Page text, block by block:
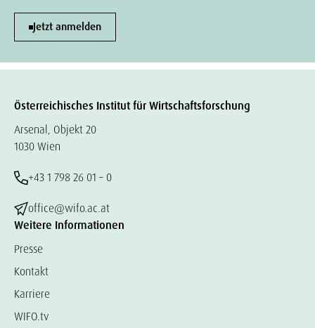
Jetzt anmelden
Österreichisches Institut für Wirtschaftsforschung
Arsenal, Objekt 20
1030 Wien
+43 1 798 26 01 – 0
office@wifo.ac.at
Weitere Informationen
Presse
Kontakt
Karriere
WIFO.tv